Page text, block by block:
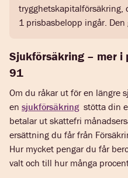
trygghetskapitalförsäkring,
1 prisbasbelopp ingår.
Sjukförsäkring – mer i
91
Om du råkar ut för en längre
en sjukförsäkringstötta din
betalar ut skattefri
ersättning du får från
Hur mycket pengar du får
valt och till hur många